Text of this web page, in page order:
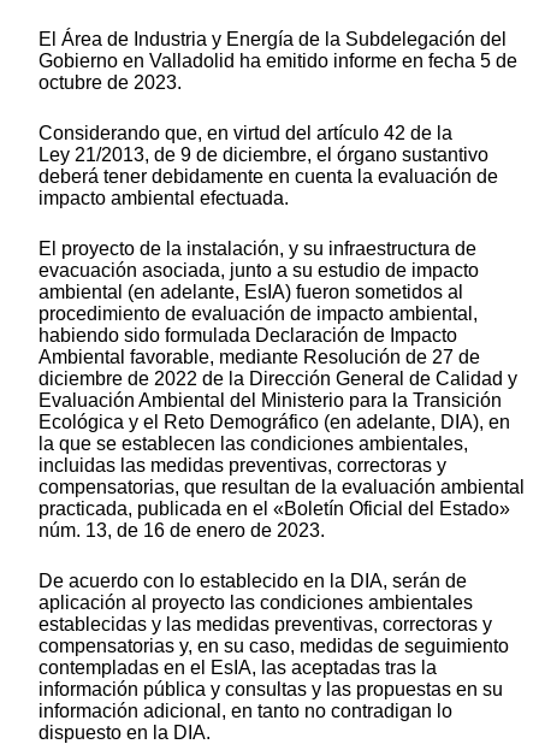
El Área de Industria y Energía de la Subdelegación del
Gobierno en Valladolid ha emitido informe en fecha 5 de
octubre de 2023.
Considerando que, en virtud del artículo 42 de la
Ley 21/2013, de 9 de diciembre, el órgano sustantivo
deberá tener debidamente en cuenta la evaluación de
impacto ambiental efectuada.
El proyecto de la instalación, y su infraestructura de
evacuación asociada, junto a su estudio de impacto
ambiental (en adelante, EsIA) fueron sometidos al
procedimiento de evaluación de impacto ambiental,
habiendo sido formulada Declaración de Impacto
Ambiental favorable, mediante Resolución de 27 de
diciembre de 2022 de la Dirección General de Calidad y
Evaluación Ambiental del Ministerio para la Transición
Ecológica y el Reto Demográfico (en adelante, DIA), en
la que se establecen las condiciones ambientales,
incluidas las medidas preventivas, correctoras y
compensatorias, que resultan de la evaluación ambiental
practicada, publicada en el «Boletín Oficial del Estado»
núm. 13, de 16 de enero de 2023.
De acuerdo con lo establecido en la DIA, serán de
aplicación al proyecto las condiciones ambientales
establecidas y las medidas preventivas, correctoras y
compensatorias y, en su caso, medidas de seguimiento
contempladas en el EsIA, las aceptadas tras la
información pública y consultas y las propuestas en su
información adicional, en tanto no contradigan lo
dispuesto en la DIA.